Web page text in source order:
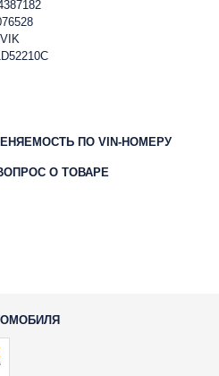
ПО VIN-НОМЕРУ
О ТОВАРЕ